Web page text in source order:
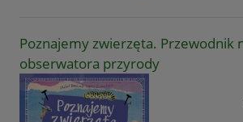
Poznajemy zwierzęta. Przewodnik
obserwatora przyrody